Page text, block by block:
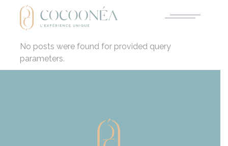
No posts were found for provided query
parameters.